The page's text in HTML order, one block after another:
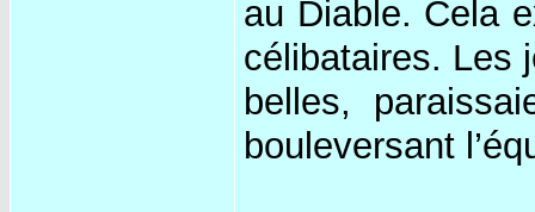
au Diable. Cela
célibataires. Les
belles,
bouleversant